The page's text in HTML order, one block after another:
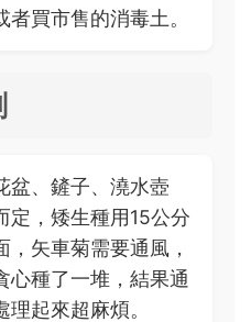
買市售的消毒土。
盆、鏟子、澆水壺
定，矮生種用15公分
矢車菊需要通風，
心種了一堆，結果通
起來超麻煩。